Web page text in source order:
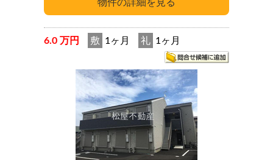
6.0 万円 敷 1ヶ月 礼 1ヶ月